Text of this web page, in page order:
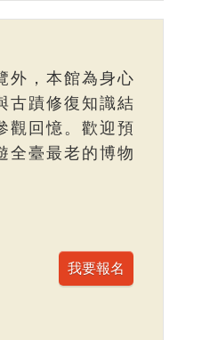
外，本館為身心
古蹟修復知識結
觀回憶。歡迎預
全臺最老的博物